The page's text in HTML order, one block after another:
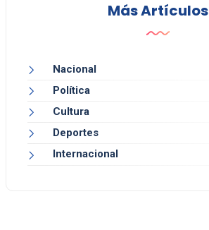
Más Artículos
Nacional
Política
Cultura
Deportes
Internacional